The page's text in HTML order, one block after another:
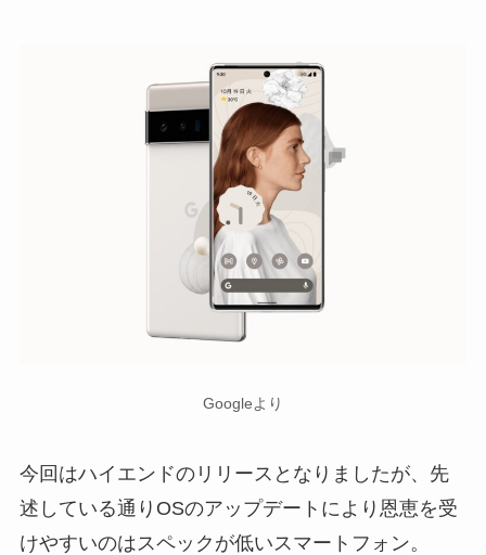
Googleより
今回はハイエンドのリリースとなりましたが、先
述している通りOSのアップデートにより恩恵を受
けやすいのはスペックが低いスマートフォン。